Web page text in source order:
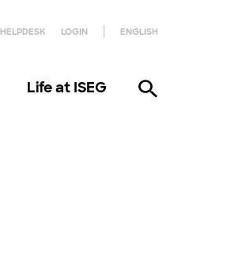
HELPDESK LOGIN ENGLISH
Life at ISEG